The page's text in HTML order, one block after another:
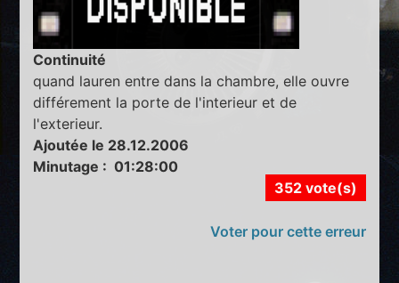
Continuité
quand lauren entre dans la chambre, elle ouvre
différement la porte de l'interieur et de
l'exterieur.
Ajoutée le 28.12.2006
Minutage : 01:28:00
352 vote(s)
Voter pour cette erreur